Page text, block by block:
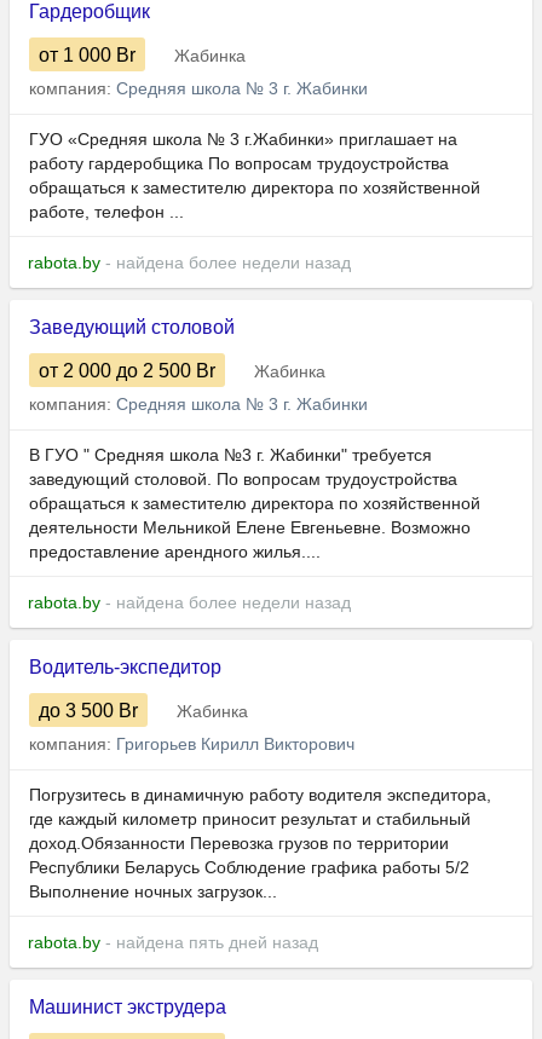
Гардеробщик
от 1 000 Br
Жабинка
компания: Средняя школа № 3 г. Жабинки
ГУО «Средняя школа № 3 г.Жабинки» приглашает на
работу гардеробщика По вопросам трудоустройства
обращаться к заместителю директора по хозяйственной
работе, телефон ...
rabota.by - найдена более недели назад
Заведующий столовой
от 2 000 до 2 500 Br
Жабинка
компания: Средняя школа № 3 г. Жабинки
В ГУО " Средняя школа №3 г. Жабинки" требуется
заведующий столовой. По вопросам трудоустройства
обращаться к заместителю директора по хозяйственной
деятельности Мельникой Елене Евгеньевне. Возможно
предоставление арендного жилья....
rabota.by - найдена более недели назад
Водитель-экспедитор
до 3 500 Br
Жабинка
компания: Григорьев Кирилл Викторович
Погрузитесь в динамичную работу водителя экспедитора,
где каждый километр приносит результат и стабильный
доход.Обязанности Перевозка грузов по территории
Республики Беларусь Соблюдение графика работы 5/2
Выполнение ночных загрузок...
rabota.by - найдена пять дней назад
Машинист экструдера